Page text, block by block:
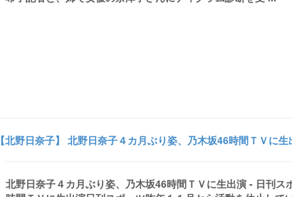
【北野日奈子】 北野日奈子４カ月ぶり姿、乃木坂46時間ＴＶに
北野日奈子４カ月ぶり姿、乃木坂46時間ＴＶに生出演 - 日刊